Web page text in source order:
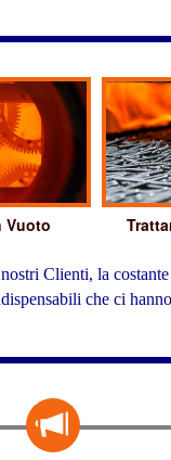
Vuoto
Clienti, la
che ci